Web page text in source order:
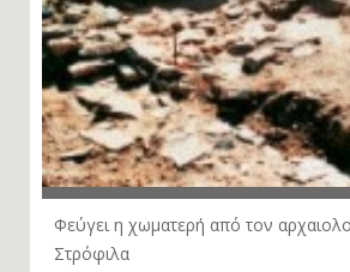
Φεύγει η χωματερή από τον
Στρόφιλα